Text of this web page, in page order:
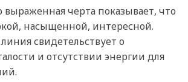
черта показывает, что
насыщенной, интересной.
свидетельствует о
и отсутствии энергии для